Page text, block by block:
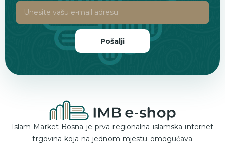
Pošalji
Islam Market Bosna je prva regionalna islamska internet
trgovina koja na jednom mjestu omogućava